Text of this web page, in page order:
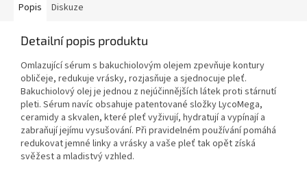
Popis Diskuze
Detailní popis produktu
Omlazující sérum s bakuchiolovým olejem zpevňuje kontury
obličeje, redukuje vrásky, rozjasňuje a sjednocuje pleť.
Bakuchiolový olej je jednou z nejúčinnějších látek proti stárnutí
pleti. Sérum navíc obsahuje patentované složky LycoMega,
ceramidy a skvalen, které pleť vyživují, hydratují a vypínají a
zabraňují jejímu vysušování. Při pravidelném používání pomáhá
redukovat jemné linky a vrásky a vaše pleť tak opět získá
svěžest a mladistvý vzhled.